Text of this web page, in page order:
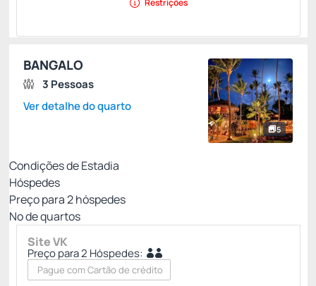
Restrições
5
BANGALO
3 Pessoas
Ver detalhe do quarto
Condições de Estadia
Hóspedes
Preço para2hóspedes
Nº de quartos
Site VK
Preço para 2 Hóspedes:
Pague com Cartão de crédito